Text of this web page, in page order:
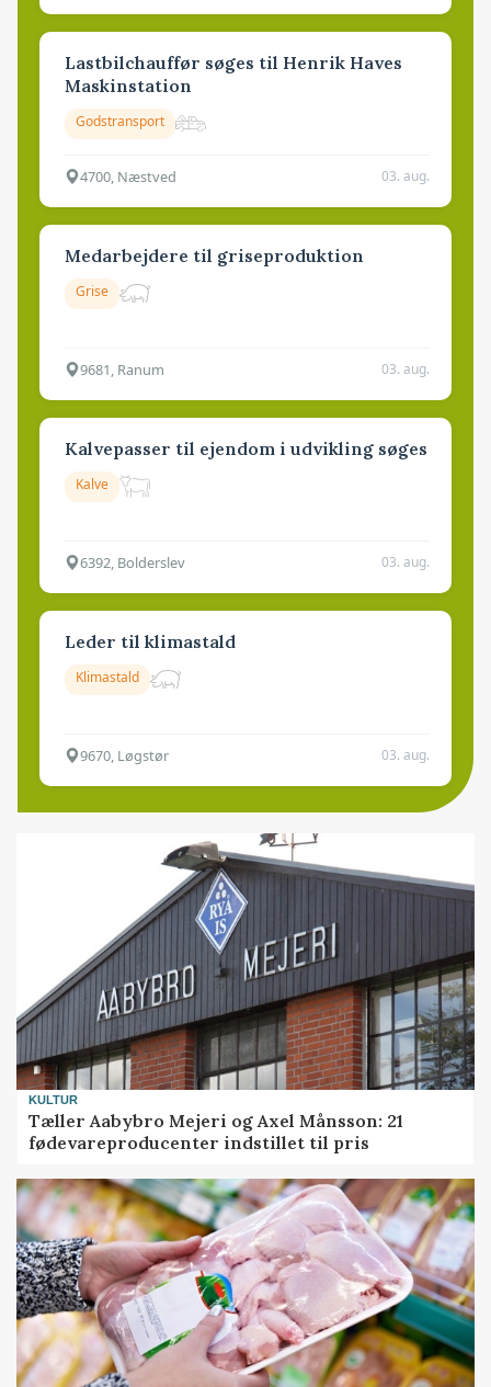
Lastbilchauffør søges til Henrik Haves
Maskinstation
Godstransport
4700, Næstved 03. aug.
Medarbejdere til griseproduktion
Grise
9681, Ranum 03. aug.
Kalvepasser til ejendom i udvikling søges
Kalve
6392, Bolderslev 03. aug.
Leder til klimastald
Klimastald
9670, Løgstør 03. aug.
KULTUR
Tæller Aabybro Mejeri og Axel Månsson: 21
fødevareproducenter indstillet til pris